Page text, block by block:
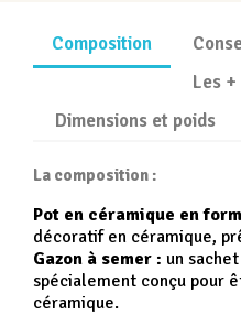
Composition
Les
Dimensions et poids
La composition :
Pot en céramique en
décoratif en céramique,
Gazon à semer : un
spécialement conçu pour
céramique.